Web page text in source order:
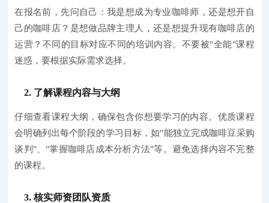
在报名前，先问自己：我是想成为专业咖啡师，还是想开自
己的咖啡店？是想做品牌主理人，还是想提升现有咖啡店的
运营？不同的目标对应不同的培训内容。不要被"全能"课程
迷惑，要根据实际需求选择。
2. 了解课程内容与大纲
仔细查看课程大纲，确保包含你想要学习的内容。优质课程
会明确列出每个阶段的学习目标，如"能独立完成咖啡豆采购
谈判"、"掌握咖啡店成本分析方法"等。避免选择内容不完整
的课程。
3. 核实师资团队资质